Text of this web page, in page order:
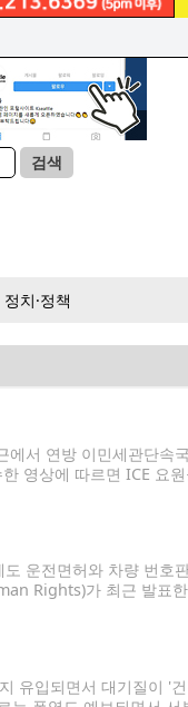
검색
정치·정책
서 연방 이민세관단속
영상에 따르면 ICE 요
운전면허와 차량 번호
Rights)가 최근 발표
유입되면서 대기질이 '